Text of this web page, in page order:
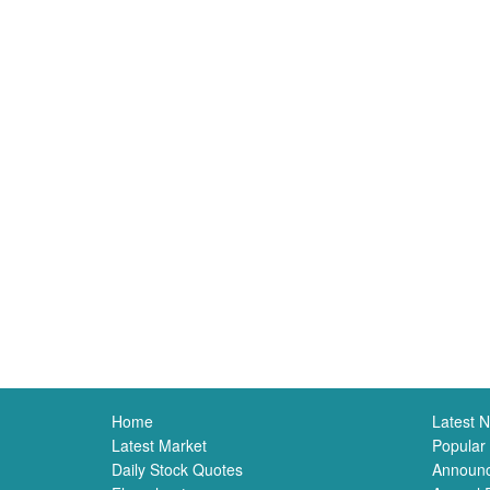
Home
Latest Market
Daily Stock Quotes
Latest
Popular